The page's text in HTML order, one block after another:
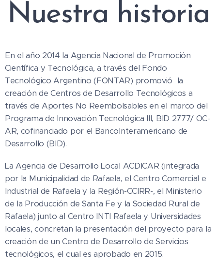
Nuestra historia
En el año 2014 la Agencia Nacional de Promoción
Científica y Tecnológica, a través del Fondo
Tecnológico Argentino (FONTAR) promovió la
creación de Centros de Desarrollo Tecnológicos a
través de Aportes No Reembolsables en el marco del
Programa de Innovación Tecnológica III, BID 2777/ OC-
AR, cofinanciado por el BancoInteramericano de
Desarrollo (BID).
La Agencia de Desarrollo Local ACDICAR (integrada
por la Municipalidad de Rafaela, el Centro Comercial e
Industrial de Rafaela y la Región-CCIRR-, el Ministerio
de la Producción de Santa Fe y la Sociedad Rural de
Rafaela) junto al Centro INTI Rafaela y Universidades
locales, concretan la presentación del proyecto para la
creación de un Centro de Desarrollo de Servicios
tecnológicos, el cual es aprobado en 2015.